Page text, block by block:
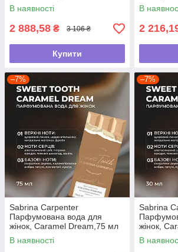
В наявності
2 888,58 ₴ 3 106 ₴
Купити
В
2
–7%
Sabrina Carpenter
Парфумована вода для
жінок, Caramel Dream,75 мл
В наявності
–7%
Sabrina
жінок,
В